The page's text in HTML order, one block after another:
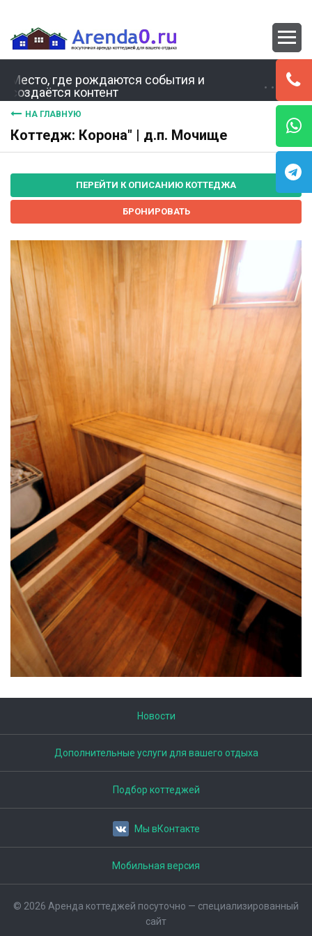
Место, где рождаются события и
создаётся контент
НА ГЛАВНУЮ
Коттедж: Корона" | д.п. Мочище
ПЕРЕЙТИ К ОПИСАНИЮ КОТТЕДЖА
БРОНИРОВАТЬ
Новости
Дополнительные услуги для вашего отдыха
Подбор коттеджей
Мы вКонтакте
Мобильная версия
© 2026 Аренда коттеджей посуточно — специализированный
сайт